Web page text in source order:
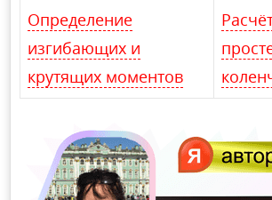
Определение
изгибающих и
крутящих моментов